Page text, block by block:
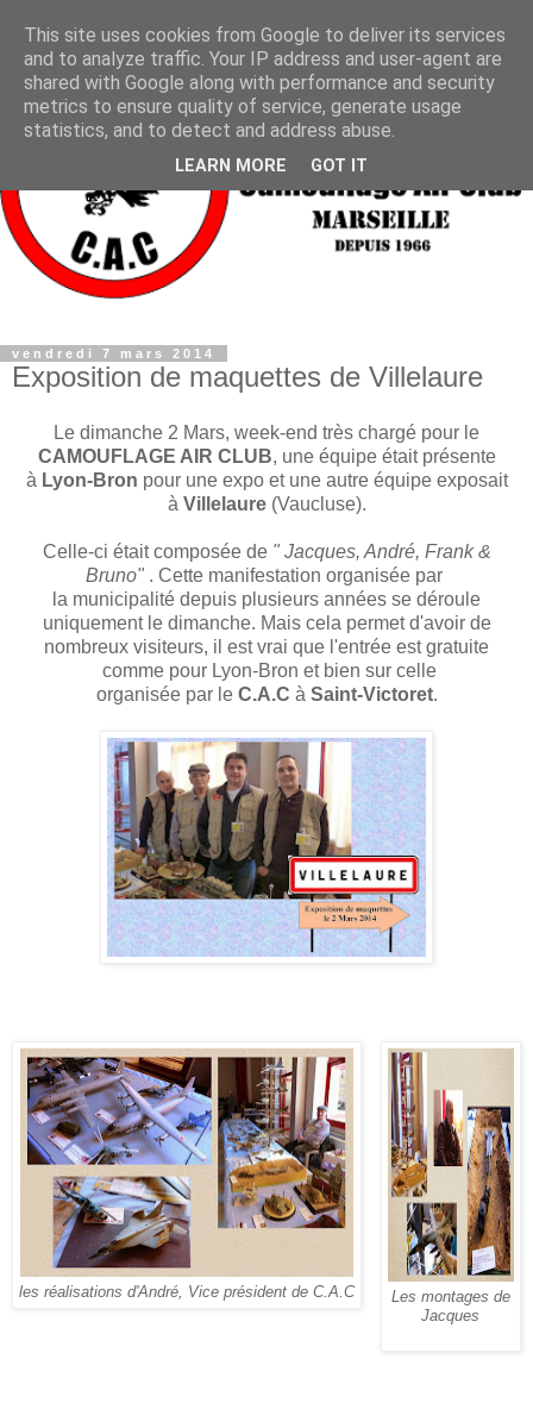
vendredi 7 mars 2014
Exposition de maquettes de Villelaure
Le dimanche 2 Mars, week-end très chargé pour le
CAMOUFLAGE AIR CLUB, une équipe était présente
à Lyon-Bron pour une expo et une autre équipe exposait
à Villelaure(Vaucluse).
Celle-ci était composée de " Jacques, André, Frank &
Bruno" . Cette manifestation organisée par
la municipalité depuis plusieurs années se déroule
uniquement le dimanche. Mais cela permet d'avoir de
nombreux visiteurs, il est vrai que l'entrée est gratuite
comme pour Lyon-Bron et bien sur celle
organisée par le C.A.C à Saint-Victoret.
les réalisations d'André, Vice président de C.A.C
Les montages de
Jacques
This site uses cookies from Google to deliver its services
and to analyze traffic. Your IP address and user-agent are
shared with Google along with performance and security
metrics to ensure quality of service, generate usage
statistics, and to detect and address abuse.
LEARN MORE GOT IT